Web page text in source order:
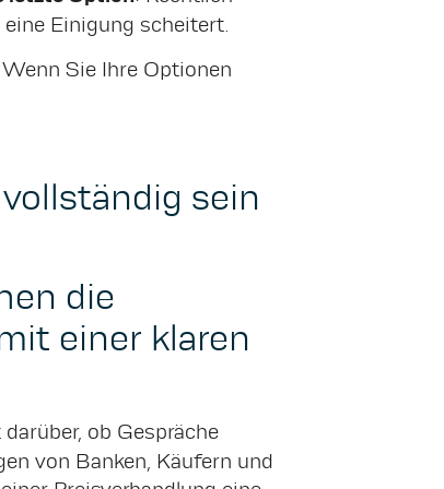
Einigung scheitert.
Sie Ihre Optionen
sein
die
einer klaren
ob Gespräche
von Banken, Käufern und